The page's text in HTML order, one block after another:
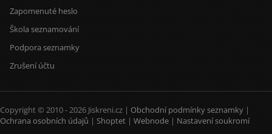
Zapomenuté heslo
Škola seznamování
Podpora seznamky
Zrušení účtu
Copyright © 2010 - 2026 Jiskreni.cz | Obchodní podmínky seznamky |
Ochrana osobních údajů | Shoptet | Webnode | Nastavení soukromí